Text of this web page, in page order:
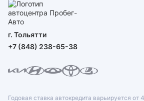
г. Тольятти
+7 (848) 238-65-38
Годовая ставка автокредита варьируется от